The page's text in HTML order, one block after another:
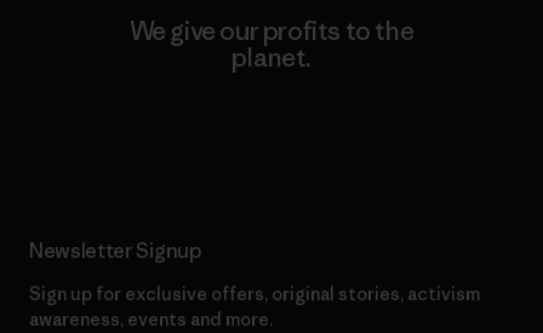
We give our profits to the
planet.
Newsletter Signup
Sign up for exclusive offers, original stories, activism
awareness, events and more.